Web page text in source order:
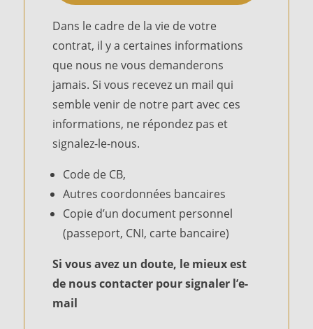
Dans le cadre de la vie de votre
contrat, il y a certaines informations
que nous ne vous demanderons
jamais. Si vous recevez un mail qui
semble venir de notre part avec ces
informations, ne répondez pas et
signalez-le-nous.
Code de CB,
Autres coordonnées bancaires
Copie d’un document personnel
(passeport, CNI, carte bancaire)
Si vous avez un doute, le mieux est
de nous contacter pour signaler l’e-
mail